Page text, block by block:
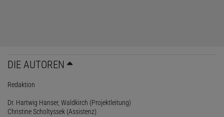
DIE AUTOREN
Redaktion
Dr. Hartwig Hanser, Waldkirch (Projektleitung)
Christine Scholtyssek (Assistenz)